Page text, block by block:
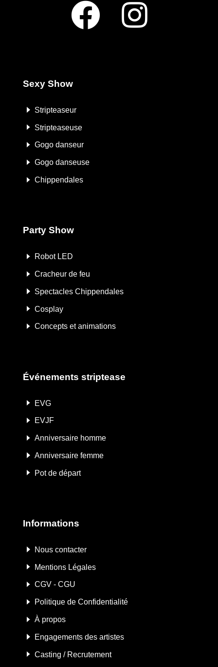
Sexy Show
Stripteaseur
Stripteaseuse
Gogo danseur
Gogo danseuse
Chippendales
Party Show
Robot LED
Cracheur de feu
Spectacles Chippendales
Cosplay
Concepts et animations
Événements striptease
EVG
EVJF
Anniversaire homme
Anniversaire femme
Pot de départ
Informations
Nous contacter
Mentions Légales
CGV - CGU
Politique de Confidentialité
À propos
Engagements des artistes
Casting / Recrutement